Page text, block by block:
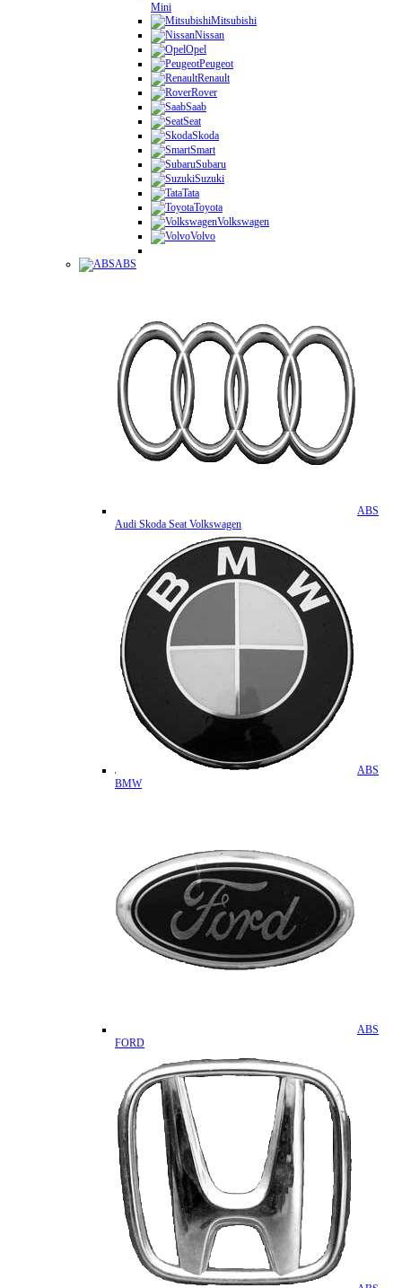
Mini
Mitsubishi
Nissan
Opel
Peugeot
Renault
Rover
Saab
Seat
Skoda
Smart
Subaru
Suzuki
Tata
Toyota
Volkswagen
Volvo
ABS
ABS
Audi Skoda Seat Volkswagen
ABS
BMW
ABS
FORD